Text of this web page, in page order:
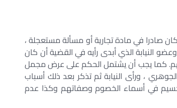
صادرا في مادة تجارية أو مسألة مستعجلة ،
النيابة الذي أبدى رأيه في القضية أن كان
كما يجب أن يشتمل الحكم على عرض مجمل
، ورأى النيابة ثم تذكر بعد ذلك أسباب
في أسماء الخصوم وصفاتهم وكذا عدم